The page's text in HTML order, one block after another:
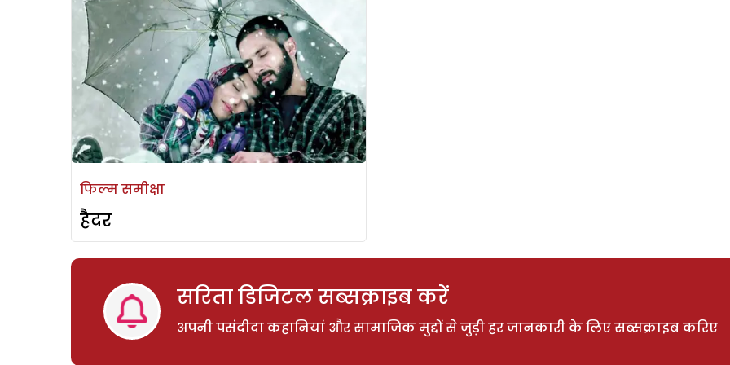
फिल्म समीक्षा
हैदर
सरिता डिजिटल सब्सक्राइब करें
अपनी पसंदीदा कहानियां और सामाजिक मुद्दों से जुड़ी हर जानकारी के लिए सब्सक्राइब करिए